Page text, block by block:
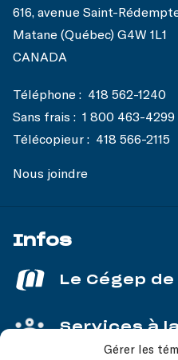
Gérer les
616, avenue Saint-
Matane (Québec) G4W 1L1
CANADA
Téléphone : 418 562-1240
Sans frais : 1 800 463-4299
Télécopieur : 418 566-2115
Nous joindre
Infos
Le Cégep
Services à